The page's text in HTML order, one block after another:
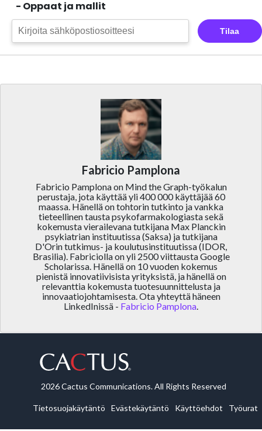
- Oppaat ja mallit
Tilaa
Fabricio Pamplona
Fabricio Pamplona on Mind the Graph-työkalun
perustaja, jota käyttää yli 400 000 käyttäjää 60
maassa. Hänellä on tohtorin tutkinto ja vankka
tieteellinen tausta psykofarmakologiasta sekä
kokemusta vierailevana tutkijana Max Planckin
psykiatrian instituutissa (Saksa) ja tutkijana
D'Orin tutkimus- ja koulutusinstituutissa (IDOR,
Brasilia). Fabriciolla on yli 2500 viittausta Google
Scholarissa. Hänellä on 10 vuoden kokemus
pienistä innovatiivisista yrityksistä, ja hänellä on
relevanttia kokemusta tuotesuunnittelusta ja
innovaatiojohtamisesta. Ota yhteyttä häneen
LinkedInissä - Fabricio Pamplona
2026 Cactus Communications. All Rights Reserved
Tietosuojakäytäntö Evästekäytäntö Käyttöehdot Työurat